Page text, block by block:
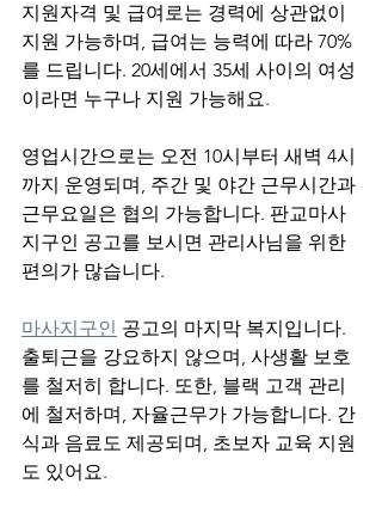
지원자격 및 급여로는 경력에 상관없이
지원 가능하며, 급여는 능력에 따라 70%
를 드립니다. 20세에서 35세 사이의 여성
이라면 누구나 지원 가능해요.
영업시간으로는 오전 10시부터 새벽 4시
까지 운영되며, 주간 및 야간 근무시간과
근무요일은 협의 가능합니다. 판교마사
지구인 공고를 보시면 관리사님을 위한
편의가 많습니다.
마사지구인 공고의 마지막 복지입니다.
출퇴근을 강요하지 않으며, 사생활 보호
를 철저히 합니다. 또한, 블랙 고객 관리
에 철저하며, 자율근무가 가능합니다. 간
식과 음료도 제공되며, 초보자 교육 지원
도 있어요.